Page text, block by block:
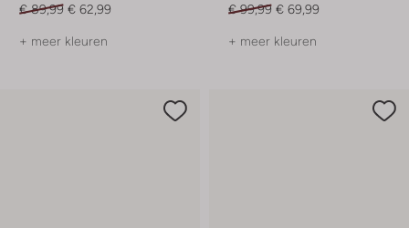
€ 89,99 € 62,99
+ meer kleuren
€ 99,99 € 69,99
+ meer kleuren